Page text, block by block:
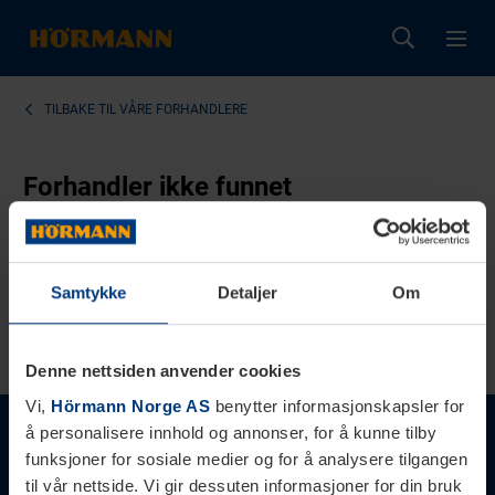
Samtykke Detaljer Om
Denne nettsiden anvender cookies
Vi, Hörmann Norge AS benytter informasjonskapsler for
å personalisere innhold og annonser, for å kunne tilby
funksjoner for sosiale medier og for å analysere tilgangen
til vår nettside. Vi gir dessuten informasjoner for din bruk
TILBAKE TILVÅRE FORHANDLERE
Forhandler ikke funnet
Dessverre har vi ikke funnet en forhandler!
FOR Å FINNE EN FORHANDLER